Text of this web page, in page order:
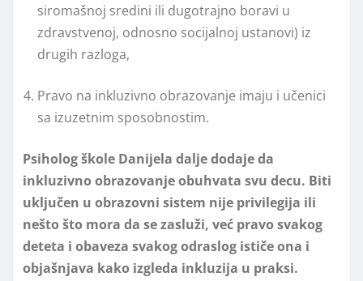
siromašnoj sredini ili dugotrajno boravi u
zdravstvenoj, odnosno socijalnoj ustanovi) iz
drugih razloga,
Pravo na inkluzivno obrazovanje imaju i učenici
sa izuzetnim sposobnostim.
Psiholog škole Danijela dalje dodaje da
inkluzivno obrazovanje obuhvata svu decu. Biti
uključen u obrazovni sistem nije privilegija ili
nešto što mora da se zasluži, već pravo svakog
deteta i obaveza svakog odraslog ističe ona i
objašnjava kako izgleda inkluzija u praksi.